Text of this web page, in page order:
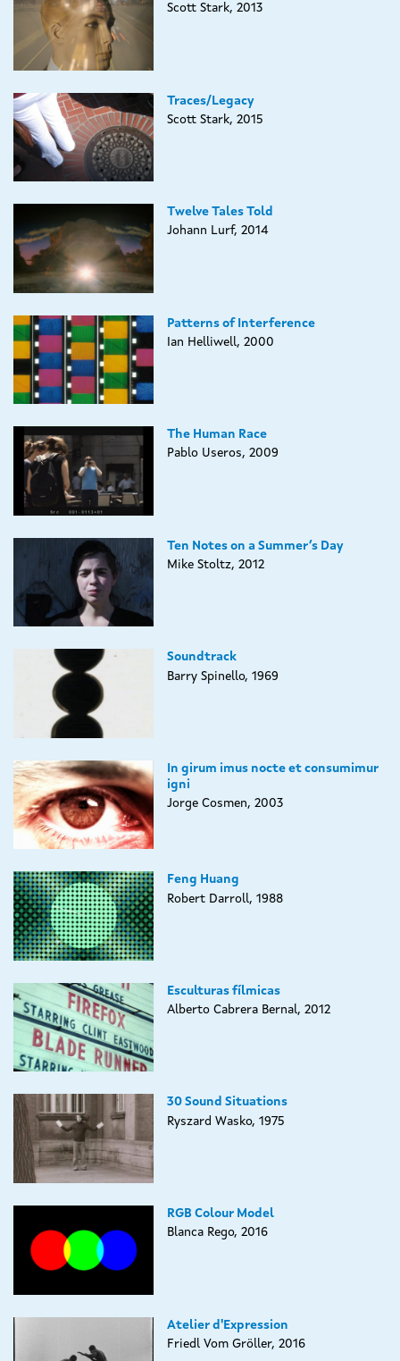
Scott Stark, 2013
Traces/Legacy
Scott Stark, 2015
Twelve Tales Told
Johann Lurf, 2014
Patterns of Interference
Ian Helliwell, 2000
The Human Race
Pablo Useros, 2009
Ten Notes on a Summer’s Day
Mike Stoltz, 2012
Soundtrack
Barry Spinello, 1969
In girum imus nocte et consumimur
igni
Jorge Cosmen, 2003
Feng Huang
Robert Darroll, 1988
Esculturas fílmicas
Alberto Cabrera Bernal, 2012
30 Sound Situations
Ryszard Wasko, 1975
RGB Colour Model
Blanca Rego, 2016
Atelier d'Expression
Friedl Vom Gröller, 2016